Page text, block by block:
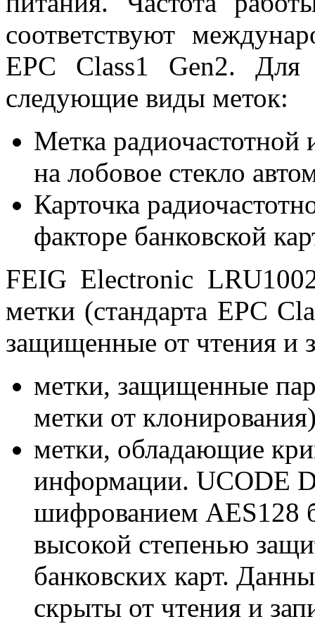
соответствуют
EPC Class1 Gen2. Для
следующие виды меток:
Метка радиочастотной
на лобовое стекло
Карточка
факторе банковской
FEIG Electronic
метки (стандарта EPC
защищенные от чтения и
метки, защищенные
метки от
метки, обладающие
информации. UCODE
шифрованием AES128
высокой степенью
банковских карт.
скрыты от чтения и